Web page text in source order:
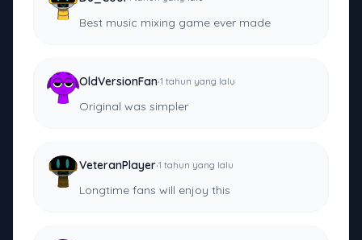
Best music mixing game ever made
OldVersionFan·1 tahun yang lalu
Original was simpler
VeteranPlayer·1 tahun yang lalu
Longtime fans will enjoy this